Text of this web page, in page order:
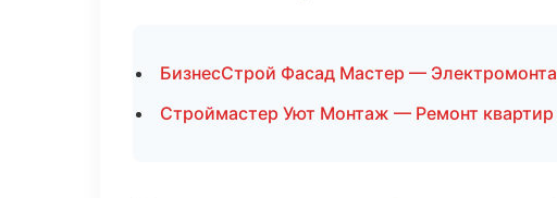
БизнесСтрой Фасад Мастер —
Строймастер Уют Монтаж — Ремонт квартир